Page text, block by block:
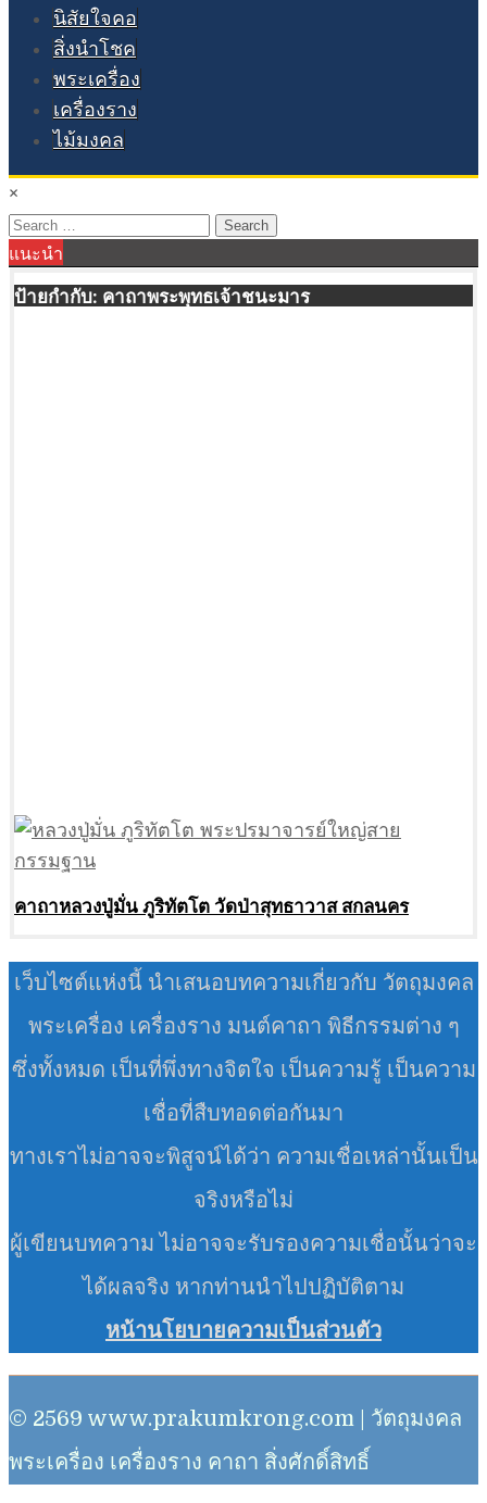
นิสัยใจคอ
สิ่งนำโชค
พระเครื่อง
เครื่องราง
ไม้มงคล
×
Search
for:
แนะนำ
ป้ายกำกับ: คาถาพระพุทธเจ้าชนะมาร
คาถาหลวงปู่มั่น ภูริทัตโต วัดป่าสุทธาวาส สกลนคร
เว็บไซต์แห่งนี้ นำเสนอบทความเกี่ยวกับ วัตถุมงคล
พระเครื่อง เครื่องราง มนต์คาถา พิธีกรรมต่าง ๆ
ซึ่งทั้งหมด เป็นที่พึ่งทางจิตใจ เป็นความรู้ เป็นความ
เชื่อที่สืบทอดต่อกันมา
ทางเราไม่อาจจะพิสูจน์ได้ว่า ความเชื่อเหล่านั้นเป็น
จริงหรือไม่
ผู้เขียนบทความ ไม่อาจจะรับรองความเชื่อนั้นว่าจะ
ได้ผลจริง หากท่านนำไปปฏิบัติตาม
หน้านโยบายความเป็นส่วนตัว
© 2569 www.prakumkrong.com | วัตถุมงคล
พระเครื่อง เครื่องราง คาถา สิ่งศักดิ์สิทธิ์